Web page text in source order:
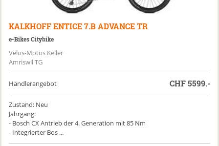
KALKHOFF ENTICE 7.B ADVANCE TR
e-Bikes Citybike
Velos-Motos Keller
Amriswil TG
Händlerangebot CHF5599.-
Zustand: Neu
Jahrgang:
- Bosch CX Antrieb der 4. Generation mit 85 Nm
- Integrierter Bos ...